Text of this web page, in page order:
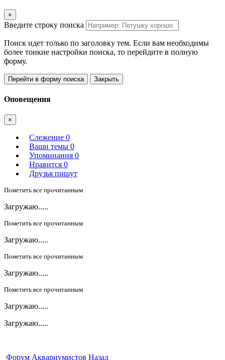
×
Введите строку поиска
Поиск идет только по заголовку тем. Если вам необходимы
более тонкие настройки поиска, то перейдите в полную
форму.
Перейти в форму поиска Закрыть
Оповещения
×
Слежение 0
Ваши темы 0
Упоминания 0
Нравится 0
Друзья пишут
Пометить все прочитанным
Загружаю.....
Пометить все прочитанным
Загружаю.....
Пометить все прочитанным
Загружаю.....
Пометить все прочитанным
Загружаю.....
Загружаю.....
Форум Аквариумистов Назад